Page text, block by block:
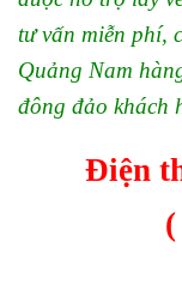
tư vấn miễn phí,
Quảng Nam
đông đảo khách
Điện